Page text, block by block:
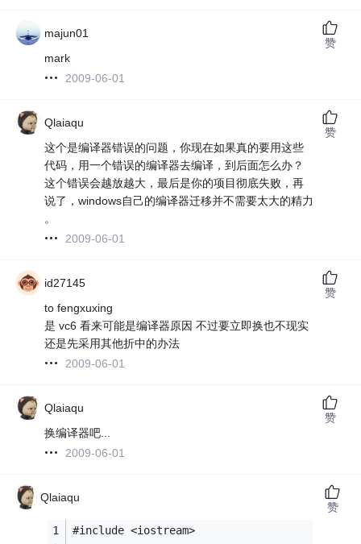
majun01
mark
2009-06-01
赞
Qlaiaqu
这个是编译器错误的问题，你现在如果真的要用这些
代码，用一个错误的编译器去编译，到后面怎么办？
这个错误会越放越大，最后是你的项目彻底失败，再
说了，windows自己的编译器迁移并不需要太大的精力
。
2009-06-01
赞
id27145
to fengxuxing
是 vc6 看来可能是编译器原因 不过要立即换也不现实
还是先采用其他折中的办法
2009-06-01
赞
Qlaiaqu
换编译器吧...
2009-06-01
赞
Qlaiaqu
#include <iostream>
赞